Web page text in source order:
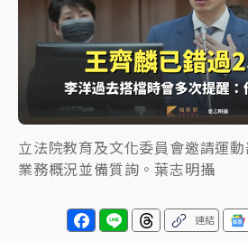
駁 理由曝光
故宮《龍藏經》特展第2檔！今
周六起展出延長至晚上7時
台東農業處長涉圖利渡假村！東
押庭
父親節泡湯了！中颱白海豚雨彈
雨熱區曝
立法院教育及文化委員會邀請運
業務概況並備質詢。葉志明攝
連結